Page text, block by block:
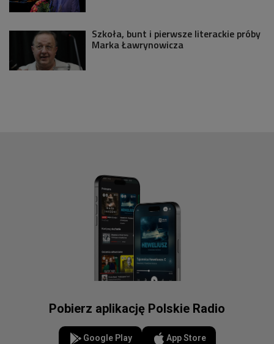
Szkoła, bunt i pierwsze literackie próby
Marka Ławrynowicza
Pobierz aplikację Polskie Radio
Google Play App Store